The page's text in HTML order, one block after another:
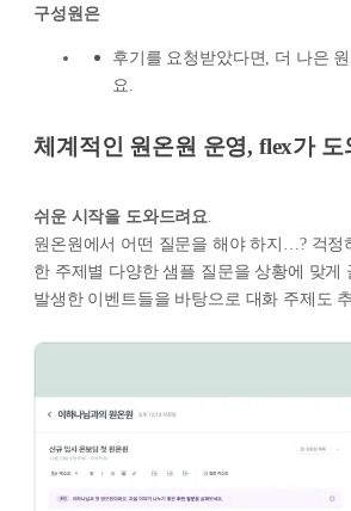
구성원은
후기를 요청받았다면, 더 나은
요.
체계적인 원온원 운영, flex가 도
쉬운 시작을 도와드려요
원온원에서 어떤 질문을 해야 하지…? 걱정
한 주제별 다양한 샘플 질문을 상황에 맞게
발생한 이벤트들을 바탕으로 대화 주제도